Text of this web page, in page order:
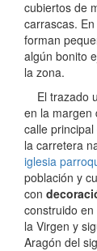
cubiertos de
carrascas.
forman
algún bonito
la zona.
El trazado
en la margen
calle
la carretera
iglesia
población y
con
construido
la Virgen y
Aragón del